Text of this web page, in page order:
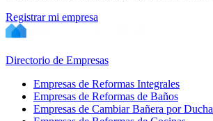
Registrar mi empresa
Directorio de Empresas
Empresas de Reformas Integrales
Empresas de Reformas de Baños
Empresas de Cambiar Bañera por Ducha